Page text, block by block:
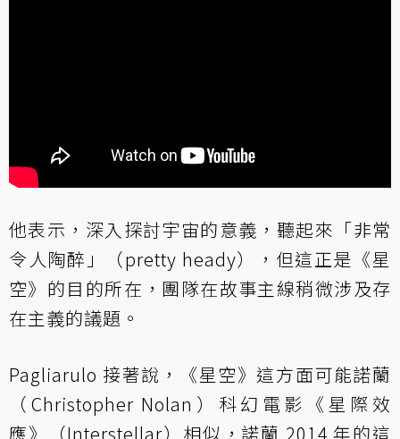
他表示，深入探討宇宙的意義，聽起來「非常
令人陶醉」（pretty heady），但這正是《星
空》的目的所在，團隊在故事主線稍微涉及存
在主義的議題。
Pagliarulo 接著說，《星空》這方面可能諾蘭
（Christopher Nolan）科幻電影《星際效
應》（Interstellar）相似，諾蘭 2014 年的這